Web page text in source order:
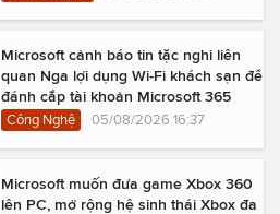
Microsoft cảnh báo tin tặc nghi liên
quan Nga lợi dụng Wi-Fi khách sạn để
đánh cắp tài khoản Microsoft 365
Công Nghệ 05/08/2026 16:37
Microsoft muốn đưa game Xbox 360
lên PC, mở rộng hệ sinh thái Xbox đa